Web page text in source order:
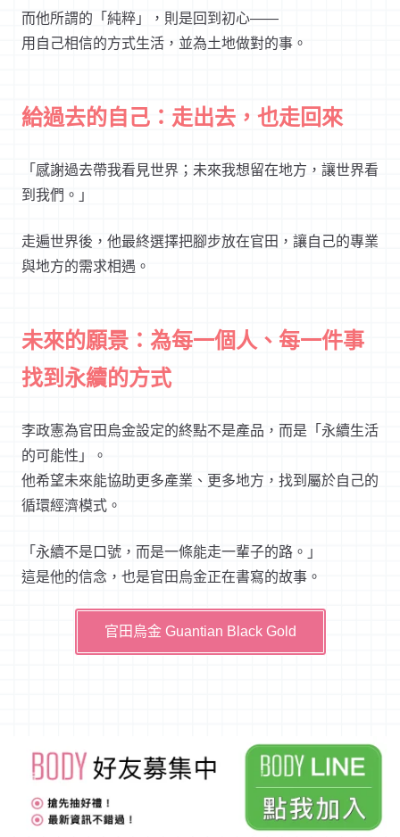
而他所謂的「純粹」，則是回到初心——
用自己相信的方式生活，並為土地做對的事。
給過去的自己：走出去，也走回來
「感謝過去帶我看見世界；未來我想留在地方，讓世界看
到我們。」
走遍世界後，他最終選擇把腳步放在官田，讓自己的專業
與地方的需求相遇。
未來的願景：為每一個人、每一件事
找到永續的方式
李政憲為官田烏金設定的終點不是產品，而是「永續生活
的可能性」。
他希望未來能協助更多產業、更多地方，找到屬於自己的
循環經濟模式。
「永續不是口號，而是一條能走一輩子的路。」
這是他的信念，也是官田烏金正在書寫的故事。
官田烏金 Guantian Black Gold